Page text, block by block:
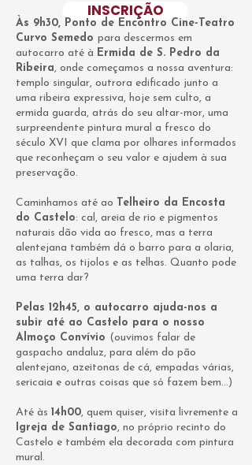
INSCRIÇÃO
Às 9h30, Ponto de Encontro Cine-Teatro
Curvo Semedo para descermos em
autocarro até à Ermida de S. Pedro da
Ribeira, onde começamos a nossa aventura:
templo singular, outrora edificado junto a
uma ribeira expressiva, hoje sem culto, a
ermida guarda, atrás do seu altar-mor, uma
surpreendente pintura mural a fresco do
século XVI que clama por olhares informados
que reconheçam o seu valor e ajudem à sua
preservação.
Caminhamos até ao Telheiro da Encosta
do Castelo: cal, areia de rio e pigmentos
naturais dão vida ao fresco, mas a terra
alentejana também dá o barro para a olaria,
as talhas, os tijolos e as telhas. Quanto pode
uma terra dar?
Pelas 12h45, o autocarro ajuda-nos a
subir até ao Castelo para o nosso
Almoço Convívio (ouvimos falar de
gaspacho andaluz, para além do pão
alentejano, azeitonas de cá, empadas várias,
sericaia e outras coisas que só fazem bem…)
Até às 14h00, quem quiser, visita livremente a
Igreja de Santiago, no próprio recinto do
Castelo e também ela decorada com pintura
mural.